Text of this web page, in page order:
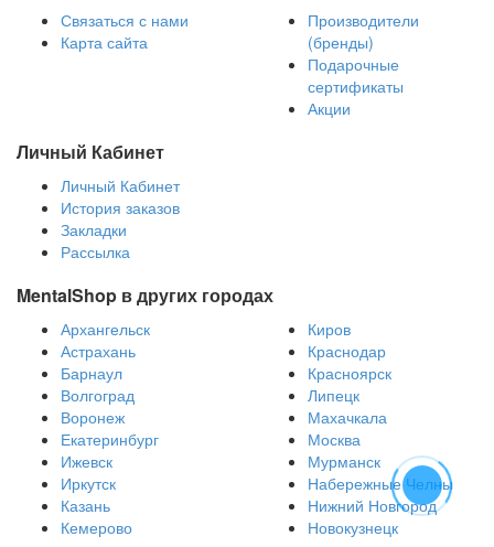
Связаться с нами
Карта сайта
Производители
(бренды)
Подарочные
сертификаты
Акции
Личный Кабинет
Личный Кабинет
История заказов
Закладки
Рассылка
MentalShop в других городах
Архангельск
Астрахань
Барнаул
Волгоград
Воронеж
Екатеринбург
Ижевск
Иркутск
Казань
Кемерово
Киров
Краснодар
Красноярск
Липецк
Махачкала
Москва
Мурманск
Набережные Челны
Нижний Новгород
Новокузнецк